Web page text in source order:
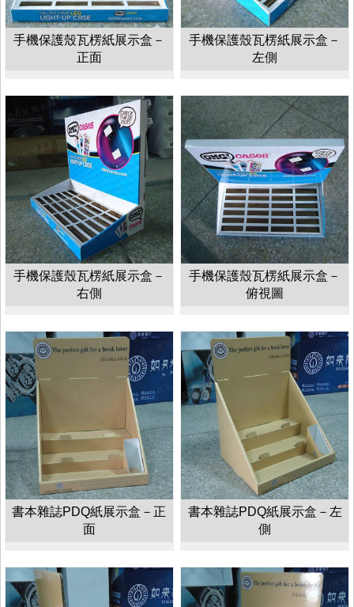
手機保護殼瓦楞紙展示盒－
正面
手機保護殼瓦楞紙展示盒－
左側
手機保護殼瓦楞紙展示盒－
右側
手機保護殼瓦楞紙展示盒－
俯視圖
書本雜誌PDQ紙展示盒－正
面
書本雜誌PDQ紙展示盒－左
側